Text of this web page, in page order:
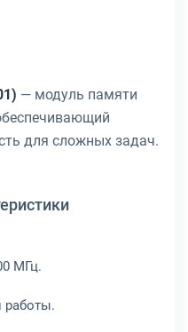
— модуль памяти
для сложных задач.
МГц.
работы.